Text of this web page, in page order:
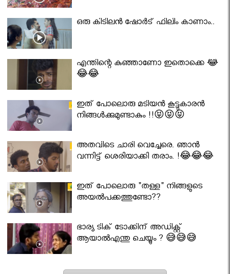
ഒരു കിടിലൻ ഷോർട് ഫിലിം കാണാം..
എന്തിന്റെ കുഞ്ഞാണോ ഇതൊക്കെ 😂
😂😂
ഇത് പോലൊരു മടിയൻ കൂട്ടുകാരൻ
നിങ്ങൾക്കുമുണ്ടാകും !!😝😝😝
അതവിടെ ചാരി വെച്ചേരെ. ഞാൻ
വന്നിട്ട് ശെരിയാക്കി തരാം. !😂😂😂
ഇത് പോലൊരു "തള്ള" നിങ്ങളുടെ
അയല്‍പക്കത്തുണ്ടോ??
ഭാര്യ ടിക് ടോക്കിന് അഡിക്റ്റ്
ആയാൽഎന്തു ചെയ്യും ? 😅😅😅